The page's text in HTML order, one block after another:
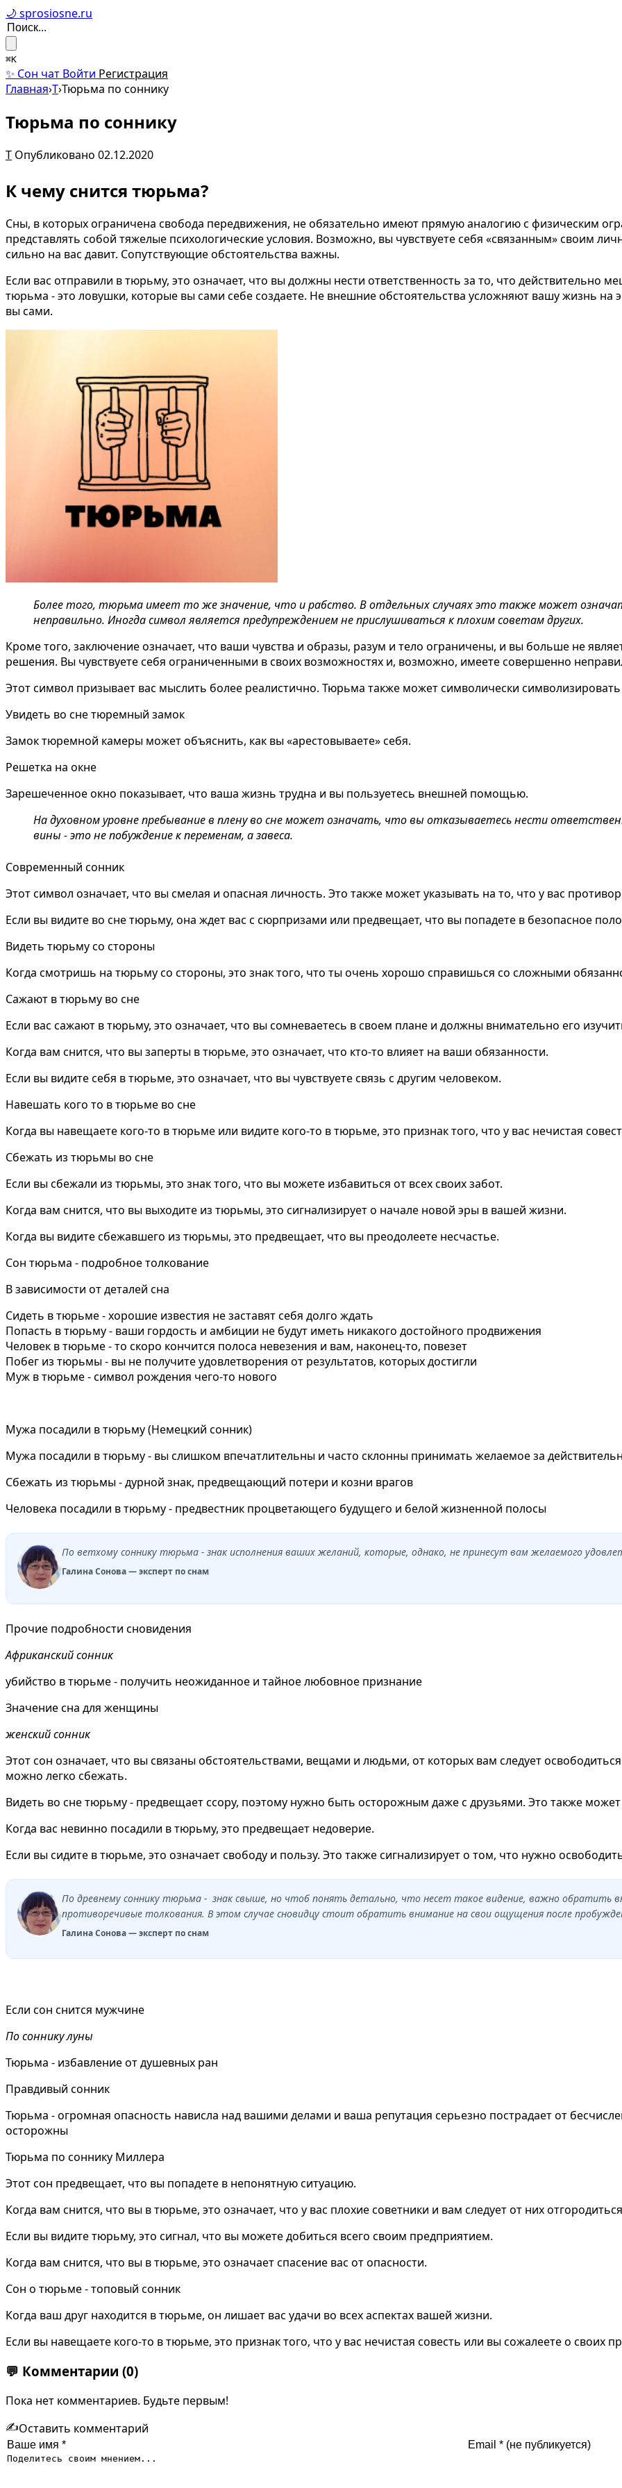
🌙 sprosiosne.ru
⌘K
✨ Сон чат Войти Регистрация
Главная›Т›Тюрьма по соннику
Тюрьма по соннику
Т Опубликовано 02.12.2020
К чему снится тюрьма?
Сны, в которых ограничена свобода передвижения, не обязательно имеют прямую аналогию с физическим
представлять собой тяжелые психологические условия. Возможно, вы чувствуете себя «связанным» своим
сильно на вас давит. Сопутствующие обстоятельства важны.
Если вас отправили в тюрьму, это означает, что вы должны нести ответственность за то, что
тюрьма - это ловушки, которые вы сами себе создаете. Не внешние обстоятельства усложняют вашу жизнь
вы сами.
Более того, тюрьма имеет то же значение, что и рабство. В отдельных случаях это также может
неправильно. Иногда символ является предупреждением не прислушиваться к плохим советам других.
Кроме того, заключение означает, что ваши чувства и образы, разум и тело ограничены, и вы больше не
решения. Вы чувствуете себя ограниченными в своих возможностях и, возможно, имеете совершенно
Этот символ призывает вас мыслить более реалистично. Тюрьма также может символически
Увидеть во сне тюремный замок
Замок тюремной камеры может объяснить, как вы «арестовываете» себя.
Решетка на окне
Зарешеченное окно показывает, что ваша жизнь трудна и вы пользуетесь внешней помощью.
На духовном уровне пребывание в плену во сне может означать, что вы отказываетесь нести
вины - это не побуждение к переменам, а завеса.
Современный сонник
Этот символ означает, что вы смелая и опасная личность. Это также может указывать на то, что у вас
Если вы видите во сне тюрьму, она ждет вас с сюрпризами или предвещает, что вы попадете в безопасное
Видеть тюрьму со стороны
Когда смотришь на тюрьму со стороны, это знак того, что ты очень хорошо справишься со сложными
Сажают в тюрьму во сне
Если вас сажают в тюрьму, это означает, что вы сомневаетесь в своем плане и должны внимательно его
Когда вам снится, что вы заперты в тюрьме, это означает, что кто-то влияет на ваши обязанности.
Если вы видите себя в тюрьме, это означает, что вы чувствуете связь с другим человеком.
Навешать кого то в тюрьме во сне
Когда вы навещаете кого-то в тюрьме или видите кого-то в тюрьме, это признак того, что у вас нечистая
Сбежать из тюрьмы во сне
Если вы сбежали из тюрьмы, это знак того, что вы можете избавиться от всех своих забот.
Когда вам снится, что вы выходите из тюрьмы, это сигнализирует о начале новой эры в вашей жизни.
Когда вы видите сбежавшего из тюрьмы, это предвещает, что вы преодолеете несчастье.
Сон тюрьма - подробное толкование
В зависимости от деталей сна
Сидеть в тюрьме - хорошие известия не заставят себя долго ждать
Попасть в тюрьму - ваши гордость и амбиции не будут иметь никакого достойного продвижения
Человек в тюрьме - то скоро кончится полоса невезения и вам, наконец-то, повезет
Побег из тюрьмы - вы не получите удовлетворения от результатов, которых достигли
Муж в тюрьме - символ рождения чего-то нового
Мужа посадили в тюрьму (Немецкий сонник)
Мужа посадили в тюрьму - вы слишком впечатлительны и часто склонны принимать желаемое за
Сбежать из тюрьмы - дурной знак, предвещающий потери и козни врагов
Человека посадили в тюрьму - предвестник процветающего будущего и белой жизненной полосы
По ветхому соннику тюрьма - знак исполнения ваших желаний, которые, однако, не принесут вам желаемого
Галина Сонова — эксперт по снам
Прочие подробности сновидения
Африканский сонник
убийство в тюрьме - получить неожиданное и тайное любовное признание
Значение сна для женщины
женский сонник
Этот сон означает, что вы связаны обстоятельствами, вещами и людьми, от которых вам следует
можно легко сбежать.
Видеть во сне тюрьму - предвещает ссору, поэтому нужно быть осторожным даже с друзьями. Это также
Когда вас невинно посадили в тюрьму, это предвещает недоверие.
Если вы сидите в тюрьме, это означает свободу и пользу. Это также сигнализирует о том, что нужно
По древнему соннику тюрьма - знак свыше, но чтоб понять детально, что несет такое видение, важно обратить
противоречивые толкования. В этом случае сновидцу стоит обратить внимание на свои ощущения после
Галина Сонова — эксперт по снам
Если сон снится мужчине
По соннику луны
Тюрьма - избавление от душевных ран
Правдивый сонник
Тюрьма - огромная опасность нависла над вашими делами и ваша репутация серьезно пострадает от
осторожны
Тюрьма по соннику Миллера
Этот сон предвещает, что вы попадете в непонятную ситуацию.
Когда вам снится, что вы в тюрьме, это означает, что у вас плохие советники и вам следует от них
Если вы видите тюрьму, это сигнал, что вы можете добиться всего своим предприятием.
Когда вам снится, что вы в тюрьме, это означает спасение вас от опасности.
Сон о тюрьме - топовый сонник
Когда ваш друг находится в тюрьме, он лишает вас удачи во всех аспектах вашей жизни.
Если вы навещаете кого-то в тюрьме, это признак того, что у вас нечистая совесть или вы сожалеете о своих
💬 Комментарии (0)
Пока нет комментариев. Будьте первым!
✍️Оставить комментарий